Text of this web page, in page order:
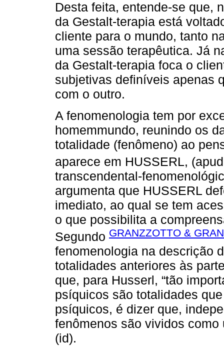
Desta feita, entende-se que,
da Gestalt-terapia está
cliente para o mundo, tanto
uma sessão terapêutica. Já
da Gestalt-terapia foca o
subjetivas definíveis apenas
com o outro.
A fenomenologia tem por
homemmundo, reunindo os
totalidade (fenômeno) ao
aparece em HUSSERL,
transcendental-
argumenta que HUSSERL
imediato, ao qual se tem
o que possibilita a
Segundo GRANZZOTTO &
fenomenologia na descrição
totalidades anteriores às
que, para Husserl, “tão
psíquicos são totalidades
psíquicos, é dizer que,
fenômenos são vividos como
(id).